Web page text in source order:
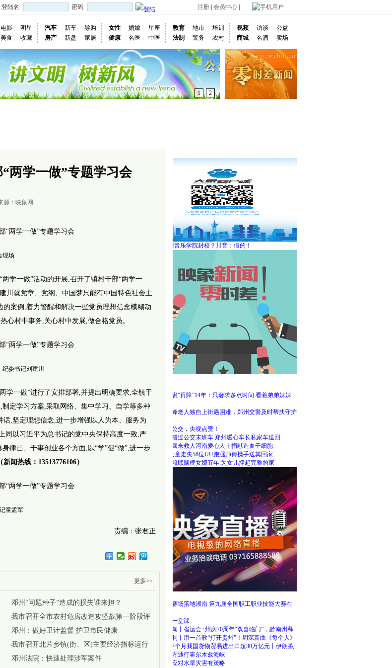
登陆名 密码 注册 会员中心 手机用户
电影
明星
美食 收藏
汽车 新车
导购
房产
新盘 家居
女性 婚嫁
星座
健康
名医 中医
教育 地市
培训
法制
警务 农村
视频 访谈
公益
商城
名酒 卖场
1 2
两学一做”专题学习会
源：映象网
现场
两学一做”活动的开展,召开了镇村干部“两学一
川就党章、党纲、中国梦只能有中国特色社会主
案例,着力警醒和解决一些党员理想信念模糊动
心村中事务,关心村中发展,做合格党员。
委书记刘建川
一做”进行了安排部署,并提出明确要求,全镇干
定学习方案,采取网络、集中学习、自学等多种
,坚定理想信念,进一步增强以人为本、服务为
同以习近平为总书记的党中央保持高度一致,严
律己、干事创业各个方面,以“学”促“做”,进一步
（新闻热线：13513776106）
童孟军
责编：张君正
更多>>
邓州“问题种子”造成的损失谁来担？
我市召开全市农村危房改造攻坚战第一阶段评
比会
邓州：做好卫计监督 护卫市民健康
我市召开北片乡镇(街、区)主要经济指标运行
督导汇报会
邓州法院：快速处理涉军案件
网传四川音乐学院封校？川音：假的！
坚强女孩患“再障”14年：只奢求多点时间 看着弟弟妹妹
完全长大
暖！早高峰老人独自上街遇困难，郑州交警及时帮扶守护
事发郑州公交，央视点赞！
外地乘客错过公交末班车 郑州暖心车长私家车送回
跨越千里回来救人河南爱心人士捐献造血干细胞
郑州3岁女童走失58位UU跑腿师傅携手送其回家
七旬老人照顾脑梗女婿五年:为女儿撑起完整的家
大国工匠赛场落地湖南 第九届全国职工职业技能大赛在
株洲决赛
千年运河一堂课
动静听新闻丨省运会+州庆70周年“双喜临门”，黔南州释
放惠民红利丨用一首歌“打开贵州”！周深新曲《每个人》
上线丨前7个月我国货物贸易进出口超30万亿元丨伊朗拟
禁止敌对方通行霍尔木兹海峡
史前先民应对水旱灾害有策略